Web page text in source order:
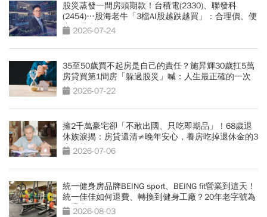
股災蒸發一間房頭期款！台積電(2330)、聯發科
(2454)…股海老牛「3檔AI股越跌越買」：合理價、便
宜價曝光
2026-07-24
35至50歲買不起房是自己的責任？施昇輝30歲扛5萬
房貸買第1間房「躲過股災」喊：人生最正確的一次
決定2026-07-22
擁2千萬豪宅卻「不敢出國、只吃即期品」！68歲退
休族淚揭：房貸還清≠晚年安心，養房吃掉退休金的3
大誤算
2026-07-06
統一健身房品牌BEING sport、BEING fit營業到這天！
統一佳佳如何退費、轉換到健身工廠？20年老字號為
何退出
2026-08-03